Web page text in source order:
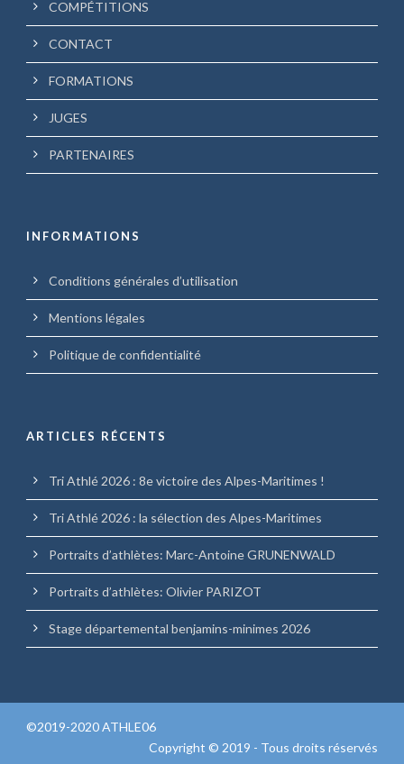
COMPÉTITIONS
CONTACT
FORMATIONS
JUGES
PARTENAIRES
INFORMATIONS
Conditions générales d’utilisation
Mentions légales
Politique de confidentialité
ARTICLES RÉCENTS
Tri Athlé 2026 : 8e victoire des Alpes-Maritimes !
Tri Athlé 2026 : la sélection des Alpes-Maritimes
Portraits d’athlètes: Marc-Antoine GRUNENWALD
Portraits d’athlètes: Olivier PARIZOT
Stage départemental benjamins-minimes 2026
©2019-2020 ATHLE06
Copyright © 2019 - Tous droits réservés